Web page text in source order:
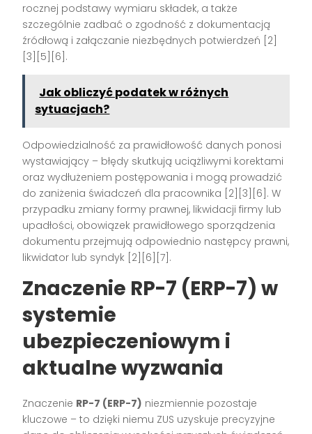
rocznej podstawy wymiaru składek, a także
szczególnie zadbać o zgodność z dokumentacją
źródłową i załączanie niezbędnych potwierdzeń [2]
[3][5][6] .
Jak obliczyć podatek w różnych
sytuacjach?
Odpowiedzialność za prawidłowość danych ponosi
wystawiający – błędy skutkują uciążliwymi korektami
oraz wydłużeniem postępowania i mogą prowadzić
do zaniżenia świadczeń dla pracownika [2][3][6] . W
przypadku zmiany formy prawnej, likwidacji firmy lub
upadłości, obowiązek prawidłowego sporządzenia
dokumentu przejmują odpowiednio następcy prawni,
likwidator lub syndyk [2][6][7] .
Znaczenie RP-7 (ERP-7) w
systemie
ubezpieczeniowym i
aktualne wyzwania
Znaczenie RP-7 (ERP-7) niezmiennie pozostaje
kluczowe – to dzięki niemu ZUS uzyskuje precyzyjne